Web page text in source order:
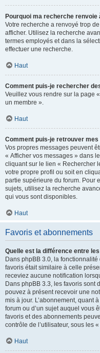
Pourquoi ma recherche renvoie
Votre recherche a renvoyé trop
afficher. Utilisez la recherche
termes employés et dans la
effectuer une recherche.
Haut
Comment puis-je rechercher
Veuillez vous rendre sur la page
un membre ».
Haut
Comment puis-je retrouver
Vos propres messages peuvent
« Afficher vos messages » dans
cliquant sur le lien « Rechercher
votre propre profil ou soit en
partie supérieure du forum. Pour
sujets, utilisez la recherche
qui vous sont disponibles.
Haut
Favoris et abonnements
Quelle est la différence entre
Dans phpBB 3.0, la
favoris était similaire à celle
receviez aucune notification
Dans phpBB 3.3, les favoris sont
pouvez à présent recevoir une
mis à jour. L’abonnement, quant
forum ou d’un sujet auquel vous
favoris et des abonnements
contrôle de l’utilisateur, sous les
Haut